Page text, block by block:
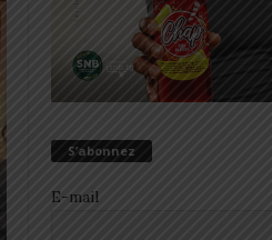
S’abonnez
E-mail